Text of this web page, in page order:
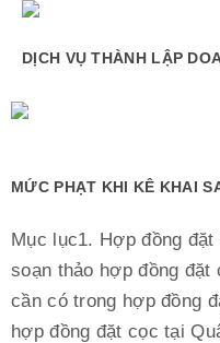
DỊCH VỤ THÀNH LẬP
MỨC PHẠT KHI KÊ KHAI
Mục lục1. Hợp đồng
soạn thảo hợp đồng
cần có trong hợp đồng
hợp đồng đặt cọc tại